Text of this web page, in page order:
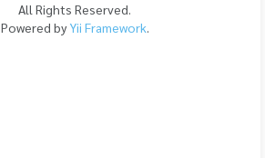
All Rights Reserved.
Powered byYii Framework.